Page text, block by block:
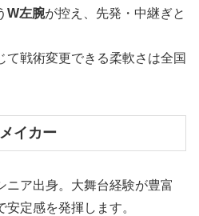
W左腕が控え、先発・中継ぎと
て戦術変更できる柔軟さは全国
イカー
ニア出身。大舞台経験が豊富
定感を発揮します。